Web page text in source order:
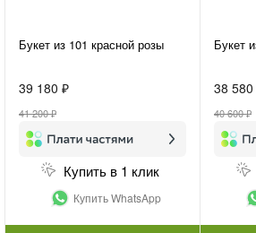
Букет из 101 красной розы
39 180 ₽
41 200 ₽
Купить в 1 клик
Купить WhatsApp
Букет
38
40 600 ₽